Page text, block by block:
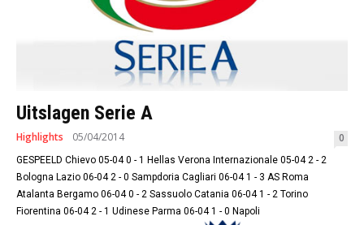
Uitslagen Serie A
Highlights 05/04/2014 0
GESPEELD Chievo 05-04 0 - 1 Hellas Verona Internazionale 05-04 2 - 2
Bologna Lazio 06-04 2 - 0 Sampdoria Cagliari 06-04 1 - 3 AS Roma
Atalanta Bergamo 06-04 0 - 2 Sassuolo Catania 06-04 1 - 2 Torino
Fiorentina 06-04 2 - 1 Udinese Parma 06-04 1 - 0 Napoli